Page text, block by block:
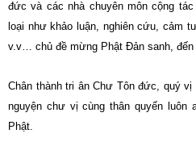
đức và các nhà chuyên môn cộng
loại như khảo luận, nghiên cứu, cảm
v.v… chủ đề mừng Phật Đản sanh, đến
Chân thành tri ân Chư Tôn đức, quý
nguyện chư vị cùng thân quyến
Phật.